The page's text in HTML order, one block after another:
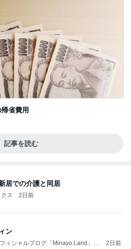
省費用
記事を読む
居での介護と同居
ス 2日前
ン
ィシャルブログ「Minayo Land」P
2日前